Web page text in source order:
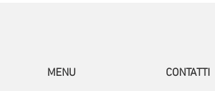
MENU CONTATTI